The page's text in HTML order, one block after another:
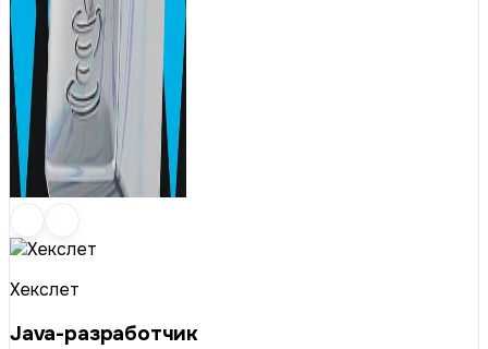
Хекслет
Java-разработчик